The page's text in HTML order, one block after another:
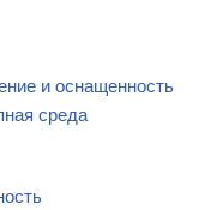
и оснащенность
среда